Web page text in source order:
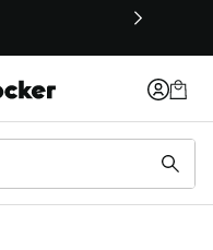
Fenster